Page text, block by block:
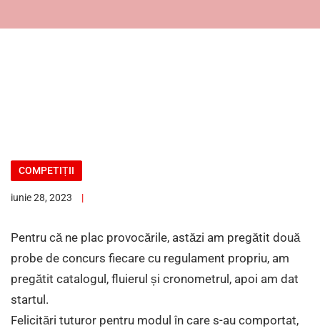
COMPETIȚII
iunie 28, 2023
Pentru că ne plac provocările, astăzi am pregătit două
probe de concurs fiecare cu regulament propriu, am
pregătit catalogul, fluierul și cronometrul, apoi am dat
startul.
Felicitări tuturor pentru modul în care s-au comportat,